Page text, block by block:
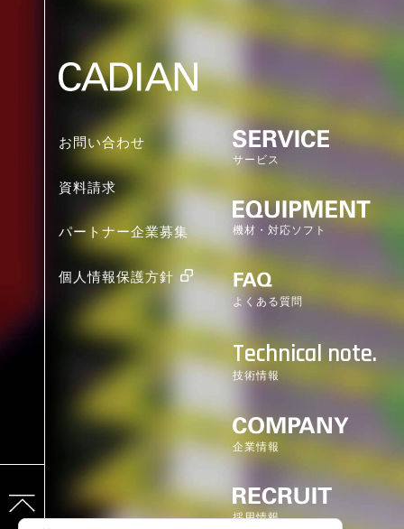
お問い合わせ
資料請求
パートナー企業募集
個人情報保護方針
サービス
機材・対応ソフト
よくある質問
Technical note.
技術情報
企業情報
採用情報